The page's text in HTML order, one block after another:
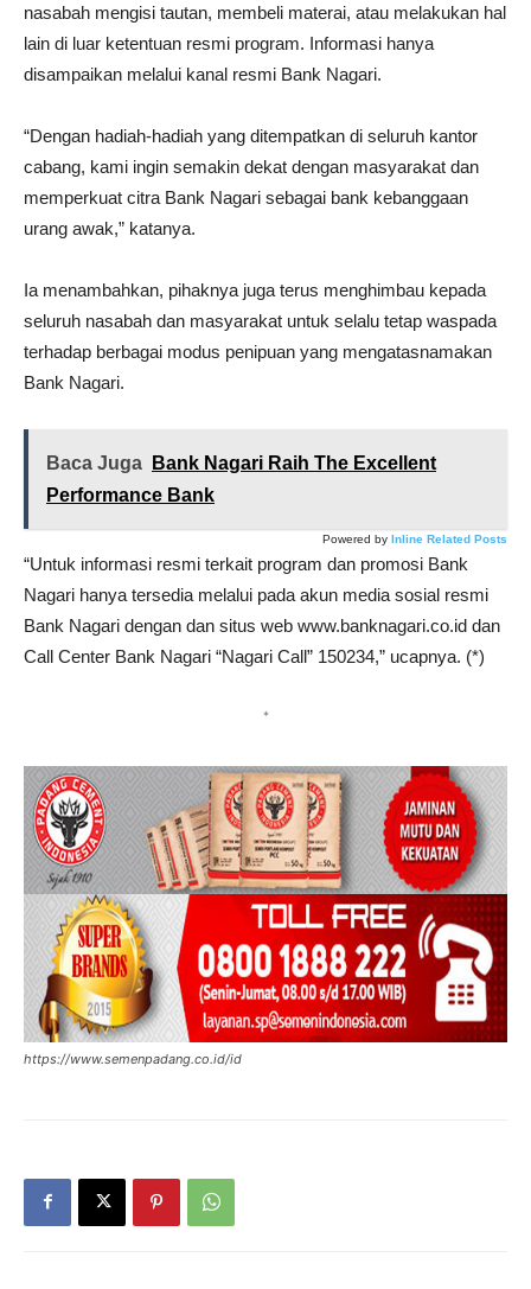
nasabah mengisi tautan, membeli materai, atau melakukan hal
lain di luar ketentuan resmi program. Informasi hanya
disampaikan melalui kanal resmi Bank Nagari.
“Dengan hadiah-hadiah yang ditempatkan di seluruh kantor
cabang, kami ingin semakin dekat dengan masyarakat dan
memperkuat citra Bank Nagari sebagai bank kebanggaan
urang awak,” katanya.
Ia menambahkan, pihaknya juga terus menghimbau kepada
seluruh nasabah dan masyarakat untuk selalu tetap waspada
terhadap berbagai modus penipuan yang mengatasnamakan
Bank Nagari.
Baca Juga
Bank Nagari Raih The Excellent
Performance Bank
Powered by Inline Related Posts
“Untuk informasi resmi terkait program dan promosi Bank
Nagari hanya tersedia melalui pada akun media sosial resmi
Bank Nagari dengan dan situs web www.banknagari.co.id dan
Call Center Bank Nagari “Nagari Call” 150234,” ucapnya. (*)
*
https://www.semenpadang.co.id/id